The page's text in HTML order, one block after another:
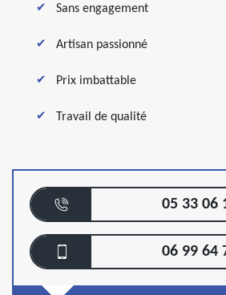
Sans engagement
Artisan passionné
Prix imbattable
Travail de qualité
05 33 06
06 99 64